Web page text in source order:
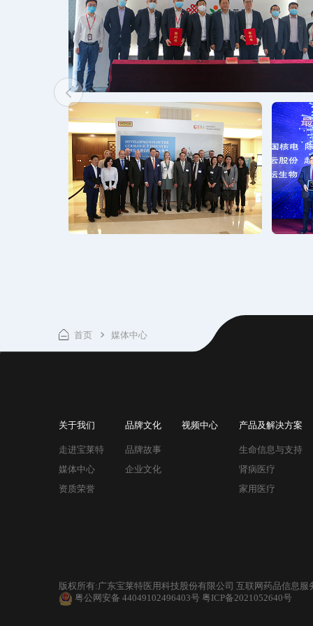
首页 媒体中心
关于我们
走进宝莱特
媒体中心
资质荣誉
品牌文化
品牌故事
企业文化
视频中心 产品及解决方案
生命信息与支持
肾病医疗
家用医疗
版权所有:广东宝莱特医用科技股份有限公司 互联网药品信息
粤公网安备 44049102496403号 粤ICP备2021052640号